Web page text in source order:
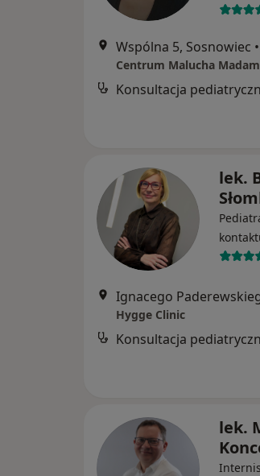
Wspólna 5, Sosnowiec •
Konsultacja
lek.
Hygge Clinic
lek.